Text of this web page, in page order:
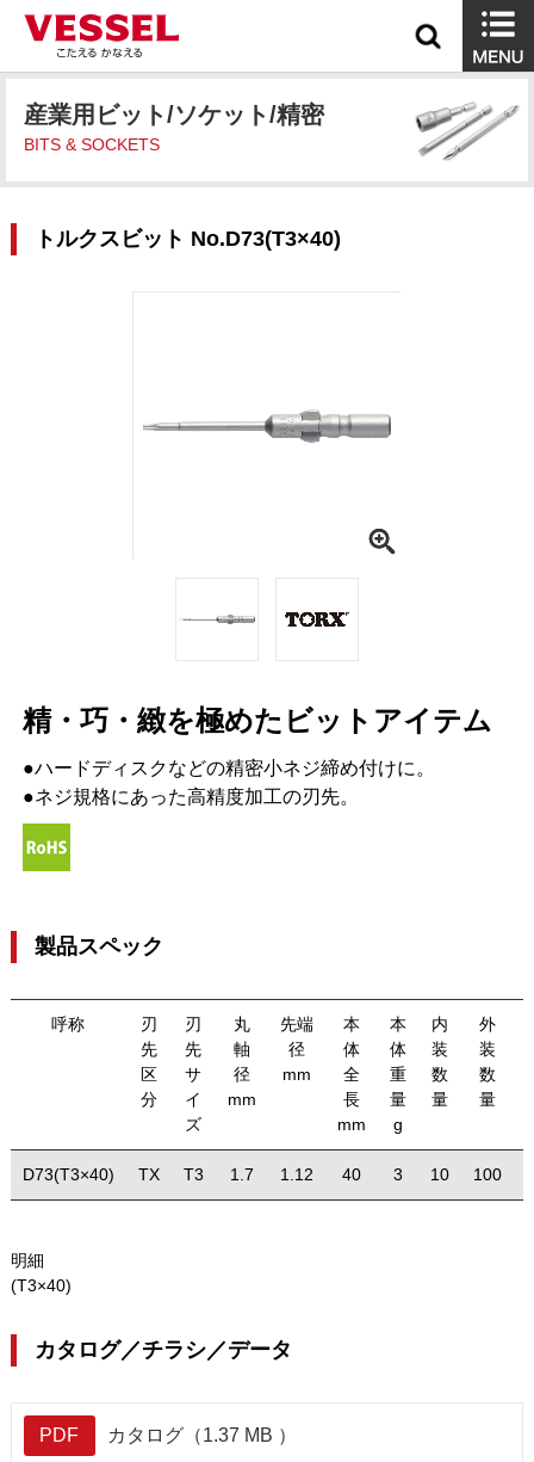
産業用ビット/ソケット/精密
BITS & SOCKETS
トルクスビット No.D73(T3×40)
精・巧・緻を極めたビットアイテム
●ハードディスクなどの精密小ネジ締め付けに。
●ネジ規格にあった高精度加工の刃先。
製品スペック
呼称
刃
先
区
分
刃
先
サ
イ
ズ
丸
軸
径
mm
先端
径
mm
本
体
全
長
mm
本
体
重
量
g
内
装
数
量
外
装
数
量
D73(T3×40) TX T3 1.7 1.12 40 3 10 100
明細
(T3×40)
カタログ／チラシ／データ
PDF カタログ（1.37 MB ）